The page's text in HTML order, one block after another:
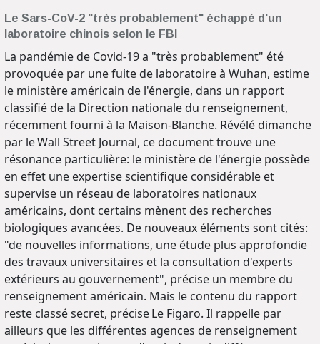
Le Sars-CoV-2 "très probablement" échappé d'un
laboratoire chinois selon le FBI
La pandémie de Covid-19 a "très probablement" été
provoquée par une fuite de laboratoire à Wuhan, estime
le ministère américain de l'énergie, dans un rapport
classifié de la Direction nationale du renseignement,
récemment fourni à la Maison-Blanche. Révélé dimanche
par le Wall Street Journal, ce document trouve une
résonance particulière: le ministère de l'énergie possède
en effet une expertise scientifique considérable et
supervise un réseau de laboratoires nationaux
américains, dont certains mènent des recherches
biologiques avancées. De nouveaux éléments sont cités:
"de nouvelles informations, une étude plus approfondie
des travaux universitaires et la consultation d'experts
extérieurs au gouvernement", précise un membre du
renseignement américain. Mais le contenu du rapport
reste classé secret, précise Le Figaro. Il rappelle par
ailleurs que les différentes agences de renseignement